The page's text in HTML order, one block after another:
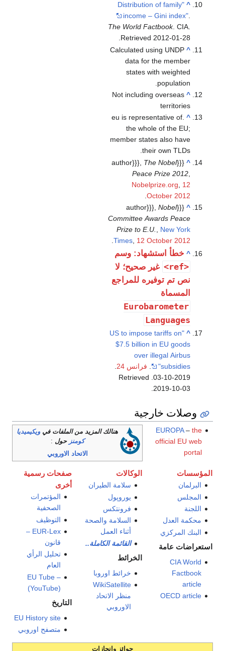
^
"Distribution of family
income – Gini index".
The World Factbook. CIA.
Retrieved2012-01-28
.
^
Calculated using UNDP
data for the member
states with weighted
population.
^
Not including overseas
territories
^
.eu is representative of
the whole of the EU;
member states also have
their own TLDs.
^
{{{author}}},
The Nobel
Peace Prize 2012
Nobelprize.org
12
October 2012
.
^
{{{author}}},
Nobel
Committee Awards Peace
Prize to E.U., New York
Times, 12 October 2012
.
^ خطأ استشهاد: وسم
<ref>
غير صحيح؛ لا
نص تم توفيره للمراجع
المسماة
Eurobarometer
Languages
^
"US to impose tariffs on
$7.5 billion in EU goods
over illegal Airbus
subsidies"
فرانس 24
2019-10-03
. Retrieved
2019-10-03
وصلات خارجية
هنالك المزيد من الملفات في ويكيميديا
كومنز حول :
الاتحاد الاوروبي
EUROPA– the
official EU web
portal
المؤسسات
البرلمان
المجلس
اللجنة
محكمة العدل
البنك المركزي
استعراضات عامة
CIA World
Factbook
article
OECD article
الوكالات
سلامة الطيران
يوروپول
فرونتكس
السلامة والصحة
أثناء العمل
القائمة الكاملة..
الخرائط
خرائط اوروبا
WikiSatellite
منظر الاتحاد
الاوروبي
صفحات رسمية
أخرى
المؤتمرات
الصحفية
التوظيف
EUR-Lex –
قانون
تحليل الرأي
العام
EU Tube –
(YouTube)
التاريخ
EU History site
متصفح اوروبي
جوائز وانجازات